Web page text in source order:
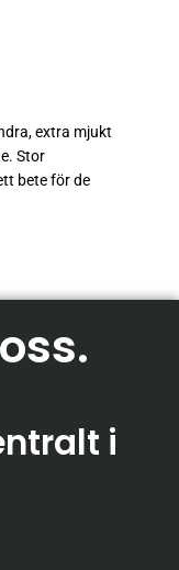
extra mjukt
Stor
bete för de
.
i